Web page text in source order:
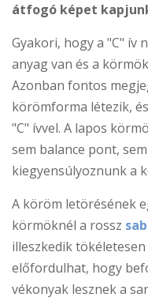
átfogó képet
Gyakori, hogy a "C" ív
anyag van és a
Azonban fontos
körömforma létezik,
"C" ívvel. A lapos
sem balance pont,
kiegyensúlyoznunk a
A köröm letörésének
körmöknél a rossz
illeszkedik
előfordulhat, hogy
vékonyak lesznek a